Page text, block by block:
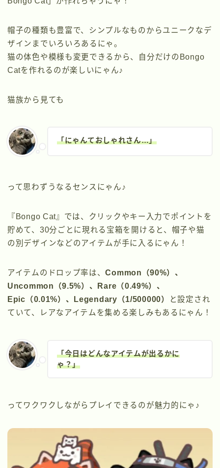
帽子の種類も豊富で、シンプルなものからユニークなデ
ザインまでいろいろあるにゃ。
猫の体色や模様も変更できるから、自分だけのBongo
Catを作れるのが楽しいにゃん♪
猫族から見ても
「にゃんておしゃれさん…」
って思わずうなるセンスにゃん♪
『Bongo Cat』では、クリックやキー入力でポイントを
貯めて、30分ごとに現れる宝箱を開けると、帽子や猫
の別デザインなどのアイテムが手に入るにゃん！
アイテムのドロップ率は、Common（90%）、
Uncommon（9.5%）、Rare（0.49%）、
Epic（0.01%）、Legendary（1/500000）
と設定され
ていて、レアなアイテムを集める楽しみもあるにゃん！
「今日はどんなアイテムが出るかに
ゃ？」
ってワクワクしながらプレイできるのが魅力的にゃ♪